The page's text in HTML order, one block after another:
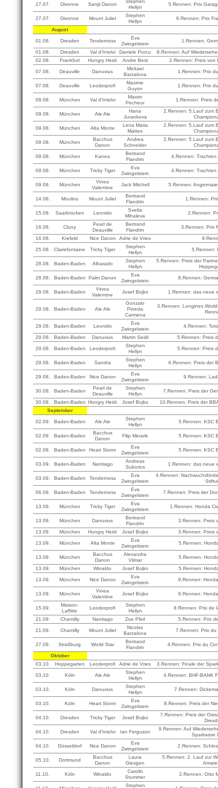
27.07. Divonne Sanjii Danon
Stephen
Hellyn
5.Rennen: Prix
27.07. Divonne Mount Juliet
Stephen
Hellyn
6.Rennen: Prix
August
01.08. Dresden Tenderness
Eva
Zwingelstein
1.Rennen:
01.08. Dresden Val d'Intelvi Daniele Porcu
8.Rennen: Auf
02.08.
Frankfurt Hungry Heidi Andre Best 2.Rennen: Preis von
07.08. Deauville Danuvius
Mickael
Barzalona
1.Rennen: Prix
07.08. Deauville Leoderprofi
Maxime
Guyon
1.Rennen: Prix
09.08. München Val d'Intelvi
Maxim
Pecheur
1.Rennen: Preis
09.08. München Ale Ale
Hana
Jurankova
2.Rennen: 5.Lauf zum
09.08. München Alta Monte
Lena Maria
Mattes
2.Rennen: 5.Lauf zum
09.08. München
Bacchus
Danon
Andrea
Schneider
2.Rennen: 5.Lauf zum
09.08. München Kanea
Bertrand
Flandrin
4.Rennen: Trachten
09.08. München Tricky Tiger
Eva
Zwingelstein
4.Rennen: Trachten
09.08. München
Vinea
Valentine
Jack Mitchell 5.Rennen:
14.08. Moulins Mount Juliet
Bertrand
Flandrin
1.Rennen:
15.08. Saarbrücken Leonido
Svetla
Mihaleva
2.Rennen:
16.08. Cluny
Pearl de
Deauville
Bertrand
Flandrin
3.Rennen: Prix
16.08. Krefeld Nice Danon Adrie de Vries
25.08. Clairefontaine Tricky Tiger
Stephen
Hellyn
5.Rennen:
28.08. Baden-Baden Albarado
Stephen
Hellyn
5.Rennen: Preis der
28.08. Baden-Baden Palm Danon
Eva
Zwingelstein
8.Rennen:
29.08. Baden-Baden
Vinea
Valentine
Josef Bojko 1.Rennen: das neue
29.08. Baden-Baden Ale Ale
Gonzalo
Pineda
Carmena
3.Rennen: Longines
29.08. Baden-Baden Leonido
Eva
Zwingelstein
4.Rennen:
29.08. Baden-Baden Danuvius Martin Seidl 5.Rennen: Preis
29.08. Baden-Baden Leoderprofi
Stephen
Hellyn
5.Rennen: Preis
29.08. Baden-Baden Sandra
Stephen
Hellyn
6.Rennen: Preis der
29.08. Baden-Baden Nice Danon
Eva
Zwingelstein
9.Rennen:
30.08. Baden-Baden
Pearl de
Deauville
Stephen
Hellyn
7.Rennen: Preis der
30.08. Baden-Baden Hungry Heidi Josef Bojko
10.Rennen: Preis der
September
02.09. Baden-Baden Ale Ale
Stephen
Hellyn
5.Rennen: KSC
02.09. Baden-Baden
Bacchus
Danon
Filip Minarik 5.Rennen: KSC
02.09. Baden-Baden Heart Storm
Eva
Zwingelstein
5.Rennen: KSC
03.09. Baden-Baden Nantiago
Andreas
Suborics
1.Rennen: das neue
03.09. Baden-Baden Tenderness
Eva
Zwingelstein
4.Rennen:
06.09. Baden-Baden Tenderness
Eva
Zwingelstein
7.Rennen: Preis der
13.09. München Tricky Tiger
Eva
Zwingelstein
1.Rennen: Honda
13.09. München Danuvius
Bertrand
Flandrin
3.Rennen: Preis
13.09. München Hungry Heidi Josef Bojko 3.Rennen: Preis
13.09. München Alta Monte
Eva
Zwingelstein
5.Rennen:
13.09. München
Bacchus
Danon
Alexandra
Vilmar
5.Rennen:
13.09. München Winaldo Josef Bojko 5.Rennen:
13.09. München Nice Danon
Eva
Zwingelstein
9.Rennen:
13.09. München
Vinea
Valentine
Josef Bojko 9.Rennen:
15.09.
Maison-
Laffitte
Leoderprofi
Stephen
Hellyn
8.Rennen: Prix de
21.09. Chantilly Nantiago Zoe Pfeil 5.Rennen: Prix
21.09. Chantilly Mount Juliet
Nicolas
Barzalona
7.Rennen: Prix du
27.09. Straßburg World Star
Bertrand
Flandrin
4.Rennen: Prix du
Oktober
03.10.
Hoppegarten Leoderprofi Adrie de Vries 3.Rennen: Finale der
03.10. Köln Ale Ale
Stephen
Hellyn
4.Rennen: BHF-BANK
03.10. Köln Danuvius
Stephen
Hellyn
7.Rennen:
03.10. Köln Heart Storm
Eva
Zwingelstein
8.Rennen: Preis der
04.10. Dresden Tricky Tiger Josef Bojko
7.Rennen: Preis der
04.10. Dresden Val d'Intelvi Ian Ferguson
9.Rennen: Auf
Sparkasse
04.10. Düsseldorf Nice Danon
Eva
Zwingelstein
2.Rennen:
05.10. Dortmund
Bacchus
Danon
Laura
Giesgen
5.Rennen: 2. Lauf zur
11.10. Köln Winaldo
Carolin
Stummer
2.Rennen: Otto
Stephen